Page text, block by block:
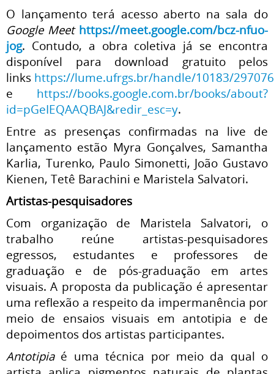
O lançamento terá acesso aberto na sala do
Google Meet https://meet.google.com/bcz-nfuo-
jog. Contudo, a obra coletiva já se encontra
disponível para download gratuito pelos
links https://lume.ufrgs.br/handle/10183/297076
e https://books.google.com.br/books/about?
id=pGeIEQAAQBAJ&redir_esc=y.
Entre as presenças confirmadas na live de
lançamento estão Myra Gonçalves, Samantha
Karlia, Turenko, Paulo Simonetti, João Gustavo
Kienen, Tetê Barachini e Maristela Salvatori.
Artistas-pesquisadores
Com organização de Maristela Salvatori, o
trabalho reúne artistas-pesquisadores
egressos, estudantes e professores de
graduação e de pós-graduação em artes
visuais. A proposta da publicação é apresentar
uma reflexão a respeito da impermanência por
meio de ensaios visuais em antotipia e de
depoimentos dos artistas participantes.
Antotipiaé uma técnica por meio da qual o